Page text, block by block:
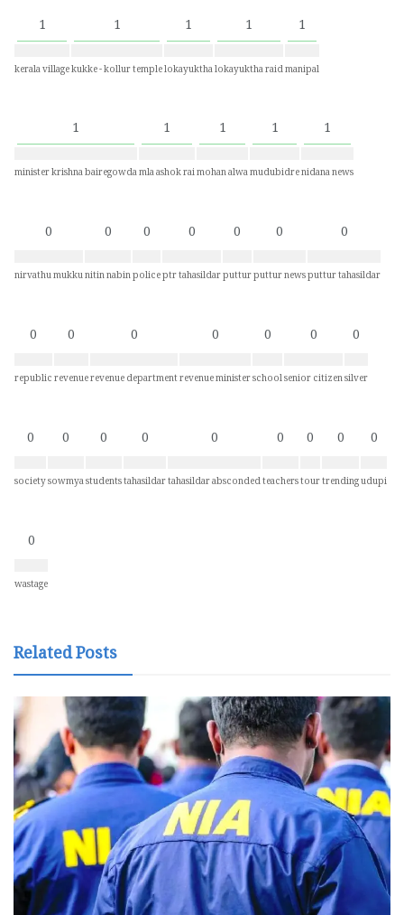
1
kerala village
1
kukke - kollur temple
1
lokayuktha
1
lokayuktha raid
1
manipal
1
minister krishna bairegowda
1
mla ashok rai
1
mohan alwa
1
mudubidre
1
nidana news
0
nirvathu mukku
0
nitin nabin
0
police
0
ptr tahasildar
0
puttur
0
puttur news
0
puttur tahasildar
0
republic
0
revenue
0
revenue department
0
revenue minister
0
school
0
senior citizen
0
silver
0
society
0
sowmya
0
students
0
tahasildar
0
tahasildar absconded
0
teachers
0
tour
0
trending
0
udupi
0
wastage
Related Posts